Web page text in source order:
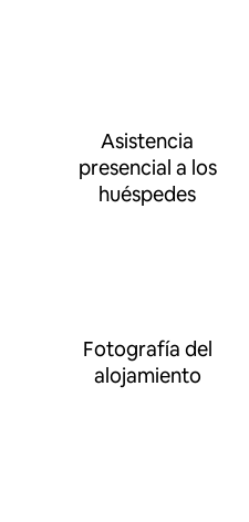
Asistencia
presencial a los
huéspedes
Fotografía del
alojamiento